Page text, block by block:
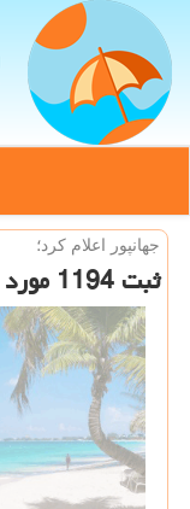
جهانپور اعلام كرد؛
ثبت 1194 مورد جدید كرونا